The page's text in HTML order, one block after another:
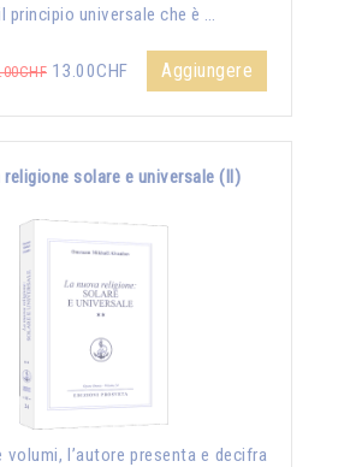
principio universale che è …
13.00CHF Aggiungere
religione solare e universale (II)
volumi, l’autore presenta e decifra